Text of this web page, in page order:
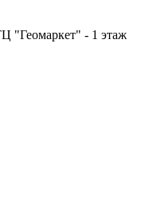
"Геомаркет" - 1 этаж